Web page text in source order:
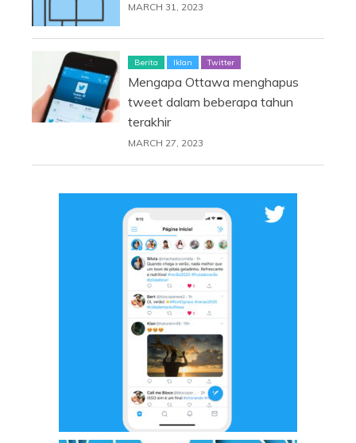
MARCH 31, 2023
Berita Iklan Twitter
Mengapa Ottawa menghapus
tweet dalam beberapa tahun
terakhir
MARCH 27, 2023